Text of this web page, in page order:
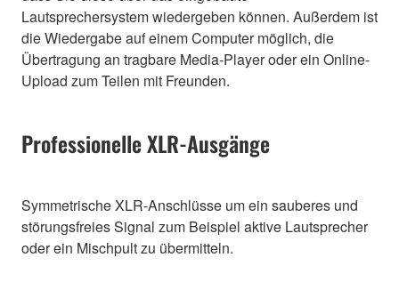
Lautsprechersystem wiedergeben können. Außerdem ist
die Wiedergabe auf einem Computer möglich, die
Übertragung an tragbare Media-Player oder ein Online-
Upload zum Teilen mit Freunden.
Professionelle XLR-Ausgänge
Symmetrische XLR-Anschlüsse um ein sauberes und
störungsfreies Signal zum Beispiel aktive Lautsprecher
oder ein Mischpult zu übermitteln.